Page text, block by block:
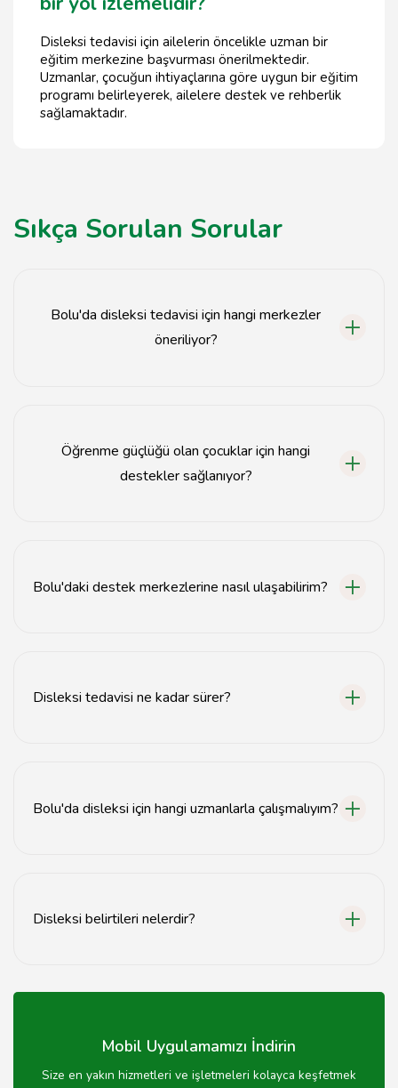
Disleksi tedavisi için ailelerin öncelikle uzman bir
eğitim merkezine başvurması önerilmektedir.
Uzmanlar, çocuğun ihtiyaçlarına göre uygun bir eğitim
programı belirleyerek, ailelere destek ve rehberlik
sağlamaktadır.
Sıkça Sorulan Sorular
Bolu'da disleksi tedavisi için hangi merkezler
öneriliyor?
Öğrenme güçlüğü olan çocuklar için hangi
destekler sağlanıyor?
Bolu'daki destek merkezlerine nasıl ulaşabilirim?
Disleksi tedavisi ne kadar sürer?
Bolu'da disleksi için hangi uzmanlarla çalışmalıyım?
Disleksi belirtileri nelerdir?
hataları ve kelime dağarcığında sınırlılık yer alır.
Mobil Uygulamamızı İndirin
Size en yakın hizmetleri ve işletmeleri kolayca keşfetmek